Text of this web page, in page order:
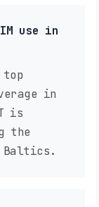
use in
in
is
the
Baltics.